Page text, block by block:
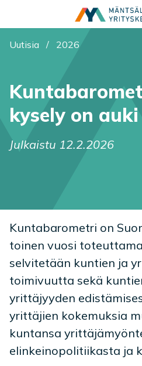
Olet tässä:
Uutisia / 2026
kysely on auki
Julkaistu 12.2.2026
Kuntabarometri on
toinen vuosi
selvitetään kuntien ja
toimivuutta sekä
yrittäjyyden
yrittäjien kokemuksia
kuntansa
elinkeinopolitiikasta ja